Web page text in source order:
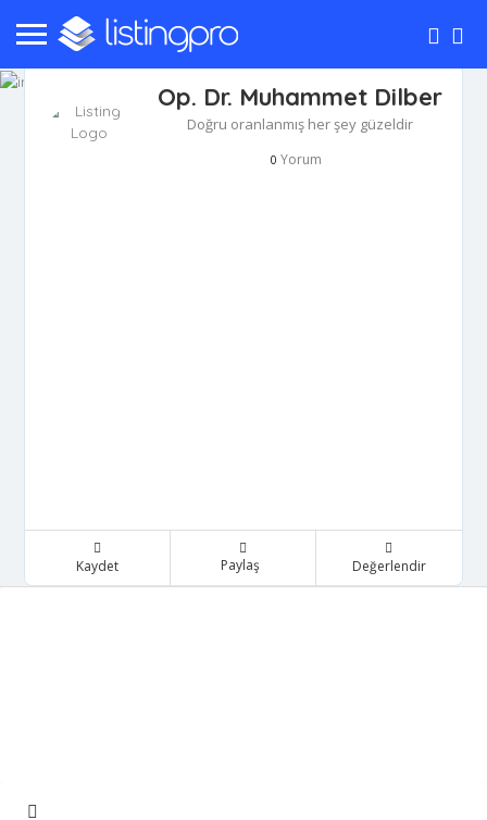
Op. Dr. Muhammet Dilber
Doğru oranlanmış her şey güzeldir
0 Yorum
Kaydet Paylaş Değerlendir